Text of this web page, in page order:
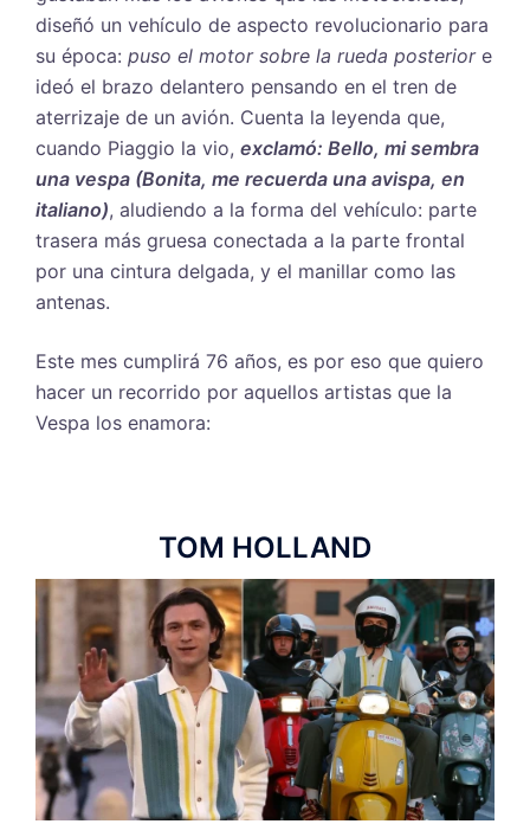
diseñó un vehículo de aspecto revolucionario para
su época: puso el motor sobre la rueda posteriore
ideó el brazo delantero pensando en el tren de
aterrizaje de un avión. Cuenta la leyenda que,
cuando Piaggio la vio, exclamó: Bello, mi sembra
una vespa (Bonita, me recuerda una avispa, en
italiano), aludiendo a la forma del vehículo: parte
trasera más gruesa conectada a la parte frontal
por una cintura delgada, y el manillar como las
antenas.
Este mes cumplirá 76 años, es por eso que quiero
hacer un recorrido por aquellos artistas que la
Vespa los enamora:
TOM HOLLAND